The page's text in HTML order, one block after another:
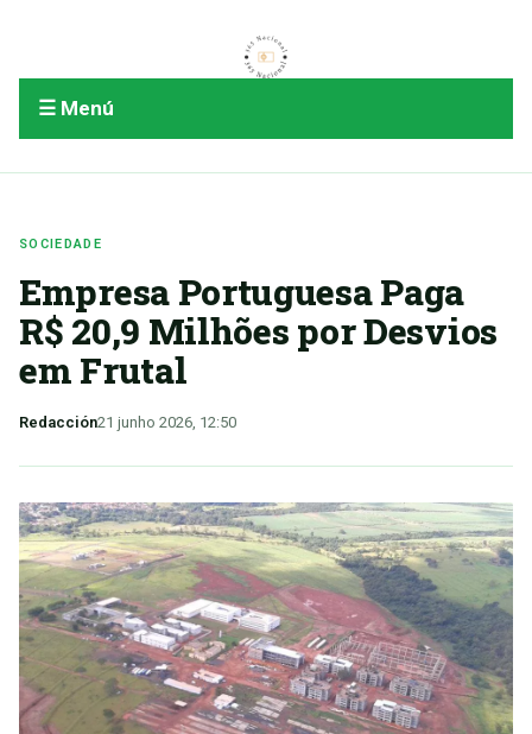
☰ Menú
SOCIEDADE
Empresa Portuguesa Paga
R$ 20,9 Milhões por Desvios
em Frutal
Redacción21 junho 2026, 12:50